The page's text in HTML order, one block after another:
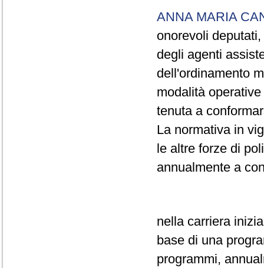
ANNA MARIA
onorevoli
degli agenti
dell'ordinamento
modalità
tenuta a
La normativa in
le altre forze di
annualmente a
nella carriera
base di una
programmi,